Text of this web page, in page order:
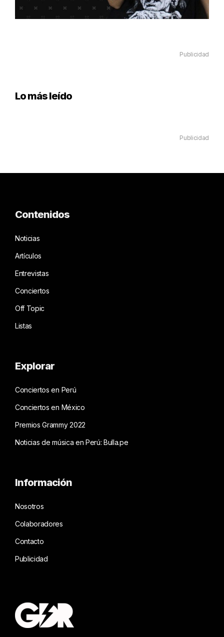
Publicidad
Lo más leído
Publicidad
Contenidos
Noticias
Artículos
Entrevistas
Conciertos
Off Topic
Listas
Explorar
Conciertos en Perú
Conciertos en México
Premios Grammy 2022
Noticias de música en Perú: Bulla.pe
Información
Nosotros
Colaboradores
Contacto
Publicidad